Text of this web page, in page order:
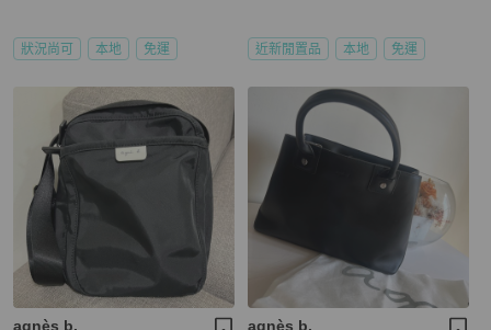
狀況尚可 本地 免運 近新閒置品 本地 免運
agnès b. agnès b.